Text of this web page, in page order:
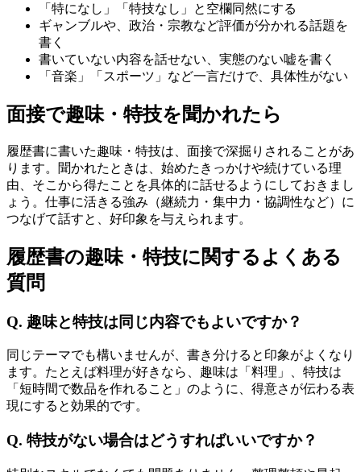
「特になし」「特技なし」と空欄同然にする
ギャンブルや、政治・宗教など評価が分かれる話題を
書く
書いていない内容を話せない、実態のない嘘を書く
「音楽」「スポーツ」など一言だけで、具体性がない
面接で趣味・特技を聞かれたら
履歴書に書いた趣味・特技は、面接で深掘りされることがあ
ります。聞かれたときは、始めたきっかけや続けている理
由、そこから得たことを具体的に話せるようにしておきまし
ょう。仕事に活きる強み（継続力・集中力・協調性など）に
つなげて話すと、好印象を与えられます。
履歴書の趣味・特技に関するよくある
質問
Q. 趣味と特技は同じ内容でもよいですか？
同じテーマでも構いませんが、書き分けると印象がよくなり
ます。たとえば料理が好きなら、趣味は「料理」、特技は
「短時間で数品を作れること」のように、得意さが伝わる表
現にすると効果的です。
Q. 特技がない場合はどうすればいいですか？